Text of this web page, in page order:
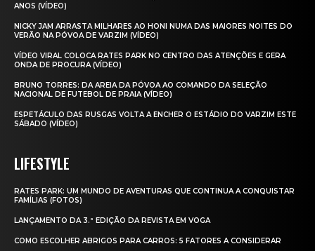
ANOS (VÍDEO)
NICKY JAM ARRASTA MILHARES AO HONI NUMA DAS MAIORES NOITES DO
VERÃO NA PÓVOA DE VARZIM (VÍDEO)
VÍDEO VIRAL COLOCA RATES PARK NO CENTRO DAS ATENÇÕES E GERA
ONDA DE PROCURA (VÍDEO)
BRUNO TORRES: DA AREIA DA PÓVOA AO COMANDO DA SELEÇÃO
NACIONAL DE FUTEBOL DE PRAIA (VÍDEO)
ESPETÁCULO DAS RUSGAS VOLTA A ENCHER O ESTÁDIO DO VARZIM ESTE
SÁBADO (VÍDEO)
LIFESTYLE
RATES PARK: UM MUNDO DE AVENTURAS QUE CONTINUA A CONQUISTAR
FAMÍLIAS (FOTOS)
LANÇAMENTO DA 3.ª EDIÇÃO DA REVISTA EM VOGA
COMO ESCOLHER ABRIGOS PARA CARROS: 5 FATORES A CONSIDERAR